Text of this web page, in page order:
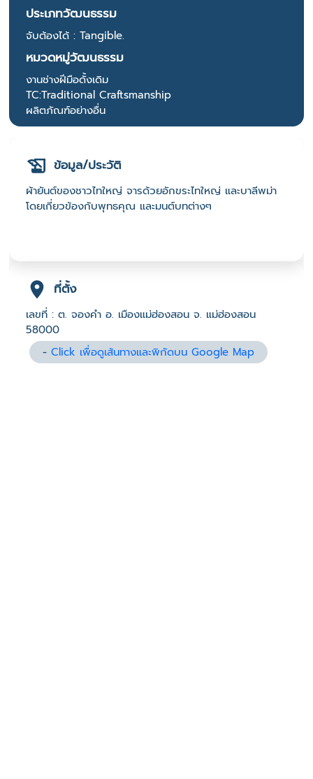
ประเภทวัฒนธรรม
จับต้องได้ : Tangible.
หมวดหมู่วัฒนธรรม
งานช่างฝีมือดั้งเดิม
TC:Traditional Craftsmanship
ผลิตภัณฑ์อย่างอื่น
ข้อมูล/ประวัติ
ผ้ายันต์ของชาวไทใหญ่ จารด้วยอักขระไทใหญ่ และบาลีพม่า
โดยเกี่ยวข้องกับพุทธคุณ และมนต์บทต่างๆ
ที่ตั้ง
เลขที่ : ต. จองคำ อ. เมืองแม่ฮ่องสอน จ. แม่ฮ่องสอน
58000
-Click เพื่อดูเส้นทางและพิกัดบน Google Map